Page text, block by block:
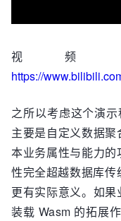
视频
https://
之所以考虑这个演
主要是自定义数据
本业务属性与能力
性完全超越数据库
更有实际意义。如
装载 Wasm 的拓展